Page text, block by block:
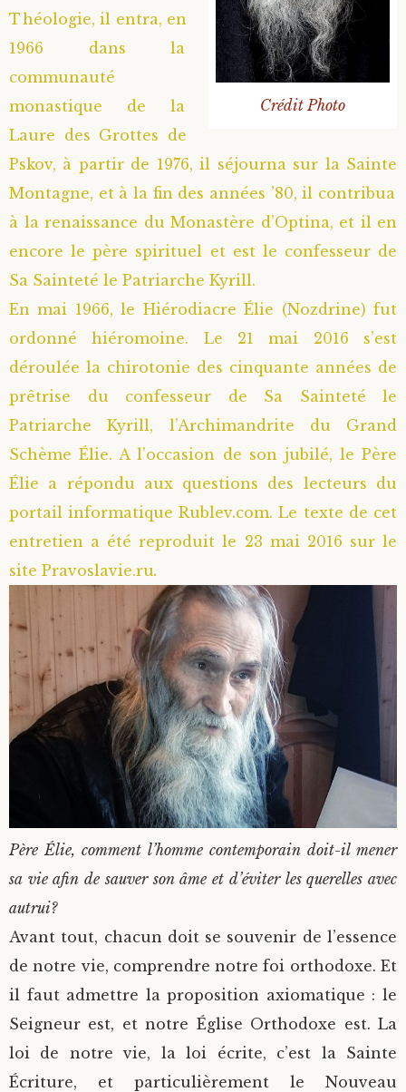
Crédit Photo
Théologie, il entra, en
1966 dans la
communauté
monastique de la
Laure des Grottes de
Pskov, à partir de 1976, il séjourna sur la Sainte
Montagne, et à la fin des années ’80, il contribua
à la renaissance du Monastère d’Optina, et il en
encore le père spirituel et est le confesseur de
Sa Sainteté le Patriarche Kyrill.
En mai 1966, le Hiérodiacre Élie (Nozdrine) fut
ordonné hiéromoine. Le 21 mai 2016 s’est
déroulée la chirotonie des cinquante années de
prêtrise du confesseur de Sa Sainteté le
Patriarche Kyrill, l’Archimandrite du Grand
Schème Élie. A l’occasion de son jubilé, le Père
Élie a répondu aux questions des lecteurs du
portail informatique Rublev.com. Le texte de cet
entretien a été reproduit le 23 mai 2016 sur le
site Pravoslavie.ru.
Père Élie, comment l’homme contemporain doit-il mener
sa vie afin de sauver son âme et d’éviter les querelles avec
autrui?
Avant tout, chacun doit se souvenir de l’essence
de notre vie, comprendre notre foi orthodoxe. Et
il faut admettre la proposition axiomatique : le
Seigneur est, et notre Église Orthodoxe est. La
loi de notre vie, la loi écrite, c’est la Sainte
Écriture, et particulièrement le Nouveau